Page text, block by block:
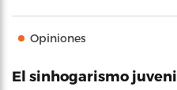
Opiniones
El sinhogarismo